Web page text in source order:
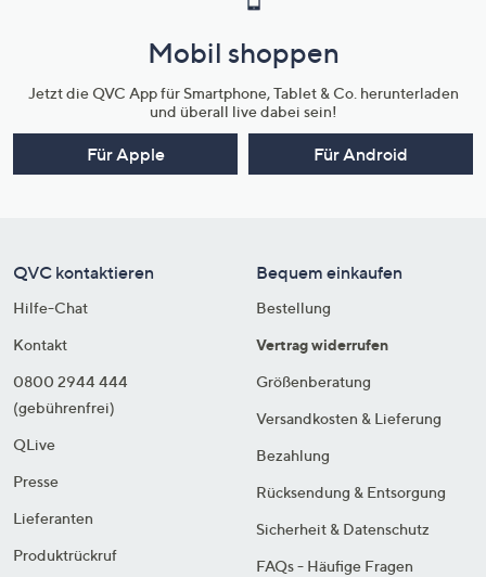
Mobil shoppen
Jetzt die QVC App für Smartphone, Tablet & Co. herunterladen
und überall live dabei sein!
Für Apple Für Android
QVC kontaktieren
Hilfe-Chat
Kontakt
0800 2944 444
(gebührenfrei)
QLive
Presse
Lieferanten
Produktrückruf
Bequem einkaufen
Bestellung
Vertrag widerrufen
Größenberatung
Versandkosten & Lieferung
Bezahlung
Rücksendung & Entsorgung
Sicherheit & Datenschutz
FAQs - Häufige Fragen